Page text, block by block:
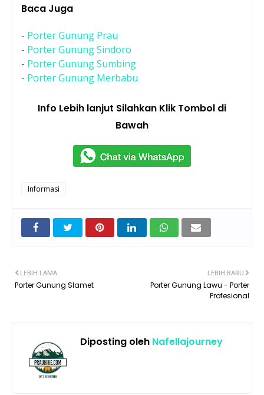
Baca Juga
- Porter Gunung Prau
- Porter Gunung Sindoro
- Porter Gunung Sumbing
- Porter Gunung Merbabu
Info Lebih lanjut Silahkan Klik Tombol di
Bawah
Informasi
LEBIH BARU
Porter Gunung Lawu - Porter
Profesional
LEBIH LAMA
Porter Gunung Slamet
Diposting oleh Nafellajourney